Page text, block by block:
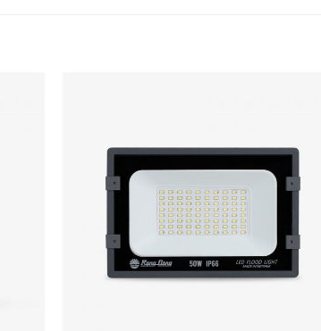
và các chất độc hại, không phát ra tia UV,
xanh, góp phần bảo vệ hệ sinh thái và sức
Tiết Tốt
CP06
có khả năng chống bụi và chống nước
lo ngại về các yếu tố thời tiết khắc nghiệt.